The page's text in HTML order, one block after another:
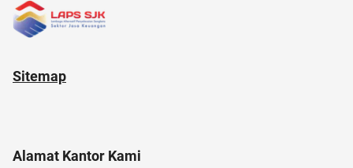
Sitemap
Alamat Kantor Kami